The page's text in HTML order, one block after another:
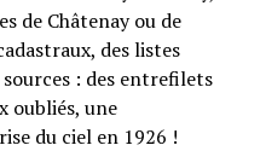
de Châtenay ou de
des listes
: des entrefilets
oubliés, une
du ciel en 1926 !